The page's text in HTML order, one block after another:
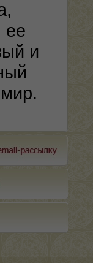
ее
и